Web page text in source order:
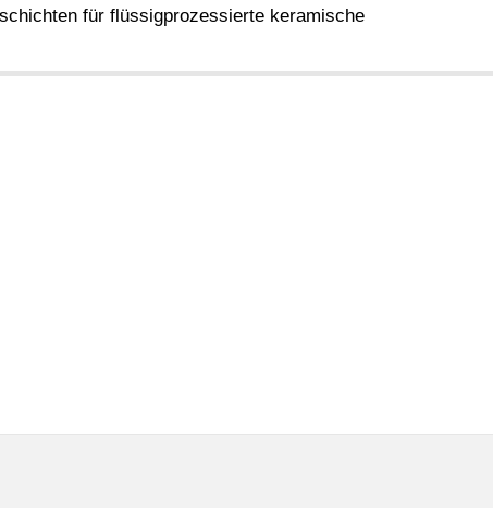
für flüssigprozessierte keramische